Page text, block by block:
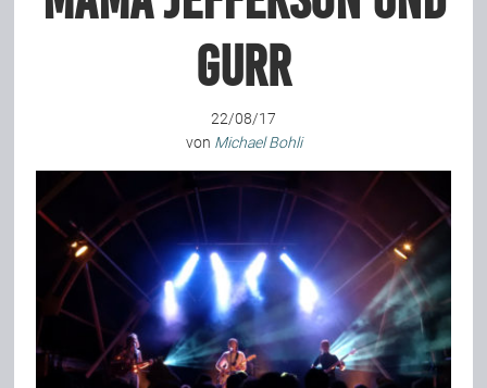
Bild-Archiv
Rezensionen
Musik
Gurr
22/08/17
von Michael Bohli